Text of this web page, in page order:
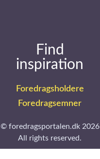
Find
inspiration
Foredragsholdere
Foredragsemner
© foredragsportalen.dk 2026
All rights reserved.